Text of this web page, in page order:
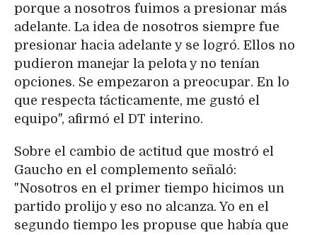
porque a nosotros fuimos a presionar más
adelante. La idea de nosotros siempre fue
presionar hacia adelante y se logró. Ellos no
pudieron manejar la pelota y no tenían
opciones. Se empezaron a preocupar. En lo
que respecta tácticamente, me gustó el
equipo", afirmó el DT interino.
Sobre el cambio de actitud que mostró el
Gaucho en el complemento señaló:
"Nosotros en el primer tiempo hicimos un
partido prolijo y eso no alcanza. Yo en el
segundo tiempo les propuse que había que